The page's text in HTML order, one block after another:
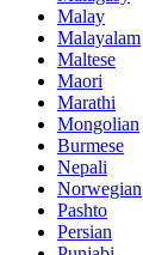
Malay
Malayalam
Maltese
Maori
Marathi
Mongolian
Burmese
Nepali
Norwegian
Pashto
Persian